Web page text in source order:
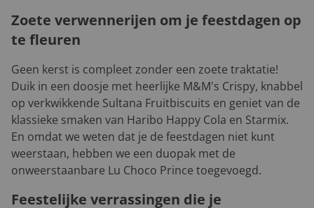
Zoete verwennerijen om je feestdagen op
te fleuren
Geen kerst is compleet zonder een zoete traktatie!
Duik in een doosje met heerlijke M&M's Crispy, knabbel
op verkwikkende Sultana Fruitbiscuits en geniet van de
klassieke smaken van Haribo Happy Cola en Starmix.
En omdat we weten dat je de feestdagen niet kunt
weerstaan, hebben we een duopak met de
onweerstaanbare Lu Choco Prince toegevoegd.
Feestelijke verrassingen die je